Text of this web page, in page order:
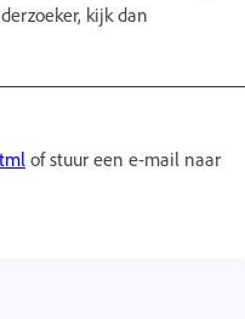
kijk dan
of stuur een e-mail naar